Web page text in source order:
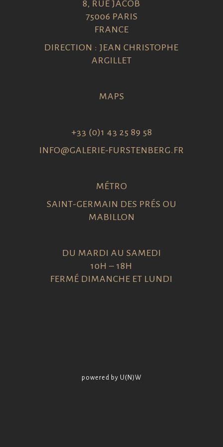
8, RUE JACOB
75006 PARIS
FRANCE
DIRECTION : JEAN CHRISTOPHE
ARGILLET
MAPS
+33 (0)1 43 25 89 58
INFO@GALERIE-FURSTENBERG.FR
MÉTRO
SAINT-GERMAIN DES PRÉS OU
MABILLON
DU MARDI AU SAMEDI
10H – 18H
FERMÉ DIMANCHE ET LUNDI
powered by U(N)W